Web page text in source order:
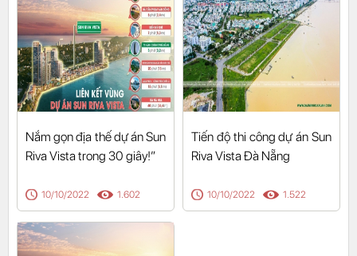
Nắm gọn địa thế dự án Sun
Riva Vista trong 30 giây!”
10/10/2022 1.602
Tiến độ thi công dự án Sun
Riva Vista Đà Nẵng
10/10/2022 1.522